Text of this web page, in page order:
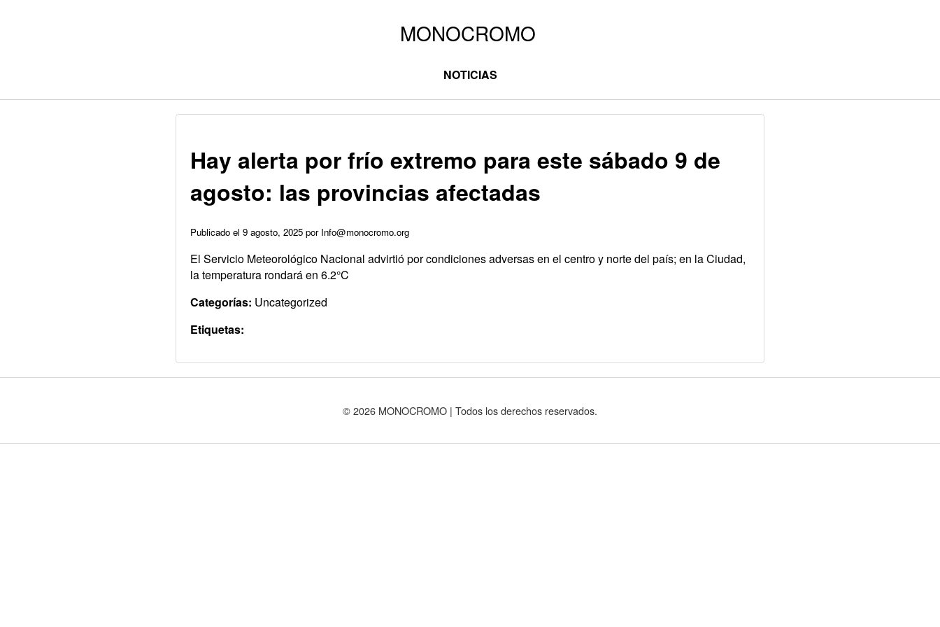
NOTICIAS
Hay alerta por frío extremo para este sábado 9 de
agosto: las provincias afectadas
Publicado el 9 agosto, 2025 por Info@monocromo.org
El Servicio Meteorológico Nacional advirtió por condiciones adversas en el centro y norte del país; en la Ciudad,
la temperatura rondará en 6.2°C
Categorías: Uncategorized
Etiquetas:
© 2026 MONOCROMO | Todos los derechos reservados.